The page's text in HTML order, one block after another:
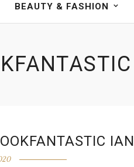
BEAUTY & FASHION